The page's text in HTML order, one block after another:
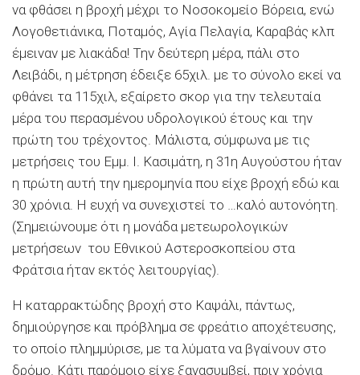
να φθάσει η βροχή μέχρι το Νοσοκομείο Βόρεια, ενώ
Λογοθετιάνικα, Ποταμός, Αγία Πελαγία, Καραβάς κλπ
έμειναν με λιακάδα! Την δεύτερη μέρα, πάλι στο
Λειβάδι, η μέτρηση έδειξε 65χιλ. με το σύνολο εκεί να
φθάνει τα 115χιλ, εξαίρετο σκορ για την τελευταία
μέρα του περασμένου υδρολογικού έτους και την
πρώτη του τρέχοντος. Μάλιστα, σύμφωνα με τις
μετρήσεις του Εμμ. Ι. Κασιμάτη, η 31 η Αυγούστου ήταν
η πρώτη αυτή την ημερομηνία που είχε βροχή εδώ και
30 χρόνια. Η ευχή να συνεχιστεί το …καλό αυτονόητη.
(Σημειώνουμε ότι η μονάδα μετεωρολογικών
μετρήσεων του Εθνικού Αστεροσκοπείου στα
Φράτσια ήταν εκτός λειτουργίας).
Η καταρρακτώδης βροχή στο Καψάλι, πάντως,
δημιούργησε και πρόβλημα σε φρεάτιο αποχέτευσης,
το οποίο πλημμύρισε, με τα λύματα να βγαίνουν στο
δρόμο. Κάτι παρόμοιο είχε ξανασυμβεί, πριν χρόνια